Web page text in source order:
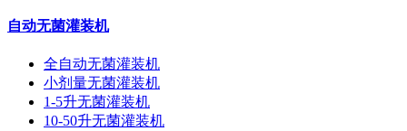
自动无菌灌装机
全自动无菌灌装机
小剂量无菌灌装机
1-5升无菌灌装机
10-50升无菌灌装机